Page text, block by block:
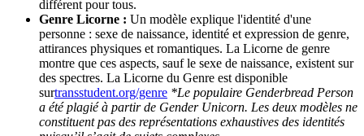
différent pour tous.
Genre Licorne : Un modèle explique l'identité d'une
personne : sexe de naissance, identité et expression de genre,
attirances physiques et romantiques. La Licorne de genre
montre que ces aspects, sauf le sexe de naissance, existent sur
des spectres. La Licorne du Genre est disponible
surtransstudent.org/genre *Le populaire Genderbread Person
a été plagié à partir de Gender Unicorn. Les deux modèles ne
constituent pas des représentations exhaustives des identités